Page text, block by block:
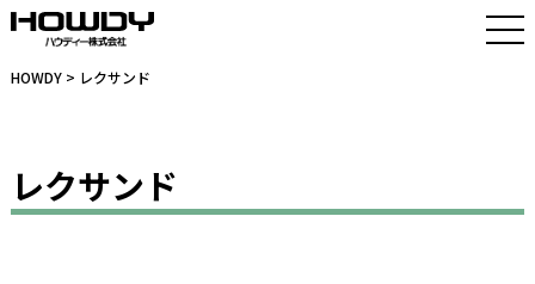
HOWDY> レクサンド
レクサンド